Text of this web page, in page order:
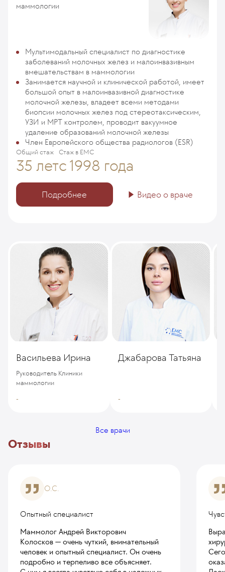
Васильева Ирина
Руководитель Клиники
маммологии
-
Джабарова Татьяна
-
Все врачи
маммологии
Мультимодальный специалист по диагностике
заболеваний молочных желез и малоинвазивным
вмешательствам в маммологии
Занимается научной и клинической работой, имеет
большой опыт в малоинвазивной диагностике
молочной железы, владеет всеми методами
биопсии молочных желез под стереотаксическим,
УЗИ и МРТ контролем, проводит вакуумное
удаление образований молочной железы
Член Европейского общества радиологов (ESR)
Общий стаж
35 лет
Стаж в ЕМС
с 1998 года
Подробнее Видео о враче
Отзывы
О.С.
Опытный специалист
Маммолог Андрей Викторович
Колосков — очень чуткий, внимательный
человек и опытный специалист. Он очень
подробно и терпеливо все объясняет.